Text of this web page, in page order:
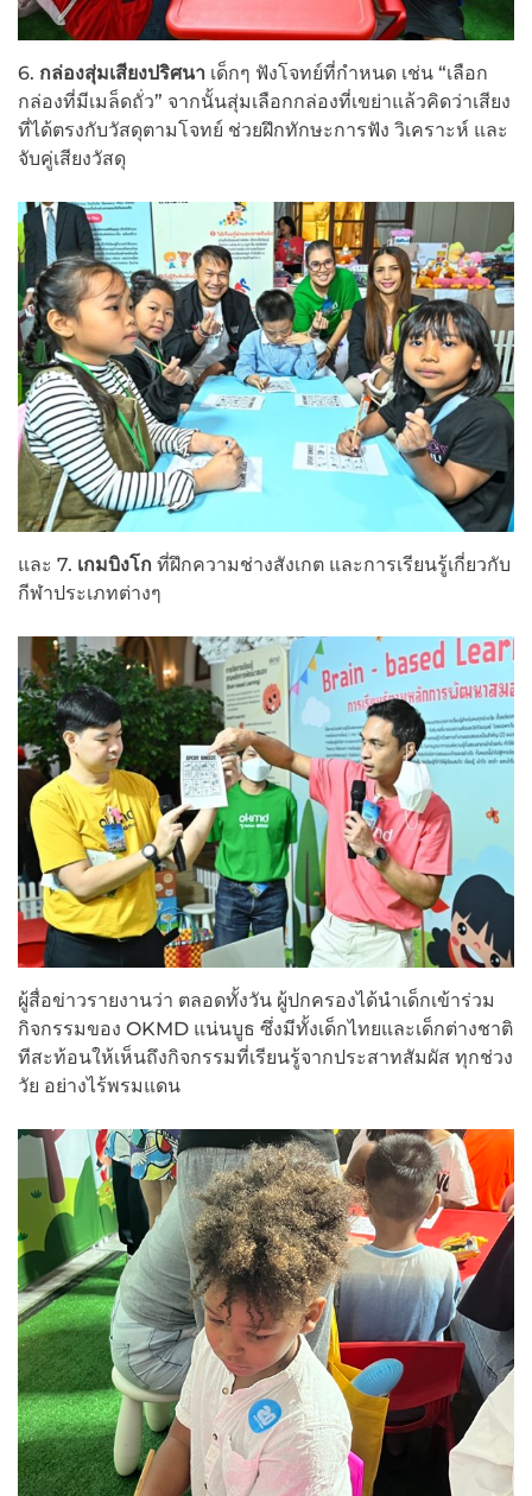
6. กล่องสุ่มเสียงปริศนา เด็กๆ ฟังโจทย์ที่กำหนด เช่น “เลือก
กล่องที่มีเมล็ดถั่ว” จากนั้นสุ่มเลือกกล่องที่เขย่าแล้วคิดว่าเสียง
ที่ได้ตรงกับวัสดุตามโจทย์ ช่วยฝึกทักษะการฟัง วิเคราะห์ และ
จับคู่เสียงวัสดุ
และ 7. เกมบิงโก ที่ฝึกความช่างสังเกต และการเรียนรู้เกี่ยวกับ
กีฬาประเภทต่างๆ
ผู้สื่อข่าวรายงานว่า ตลอดทั้งวัน ผู้ปกครองได้นำเด็กเข้าร่วม
กิจกรรมของ OKMD แน่นบูธ ซึ่งมีทั้งเด็กไทยและเด็กต่างชาติ
ทีสะท้อนให้เห็นถึงกิจกรรมที่เรียนรู้จากประสาทสัมผัส ทุกช่วง
วัย อย่างไร้พรมแดน